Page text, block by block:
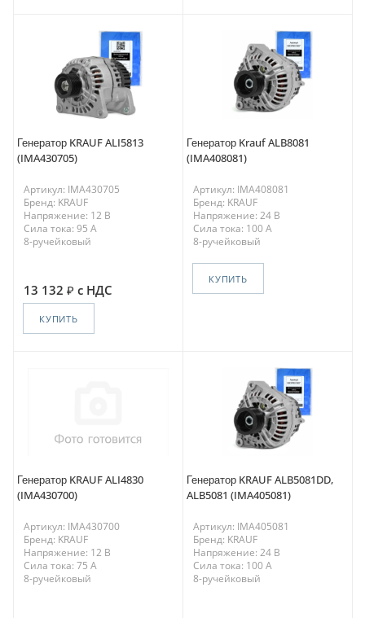
Генератор KRAUF ALI5813
(IMA430705)
Артикул: IMA430705
Бренд: KRAUF
Напряжение: 12 В
Сила тока: 95 A
8-ручейковый
13 132 с НДС
КУПИТЬ
Генератор Krauf ALB8081
(IMA408081)
Артикул: IMA408081
Бренд: KRAUF
Напряжение: 24 В
Сила тока: 100 A
8-ручейковый
КУПИТЬ
Генератор KRAUF ALI4830
(IMA430700)
Артикул: IMA430700
Бренд: KRAUF
Напряжение: 12 В
Сила тока: 75 A
8-ручейковый
Генератор KRAUF ALB5081DD,
ALB5081 (IMA405081)
Артикул: IMA405081
Бренд: KRAUF
Напряжение: 24 В
Сила тока: 100 A
8-ручейковый